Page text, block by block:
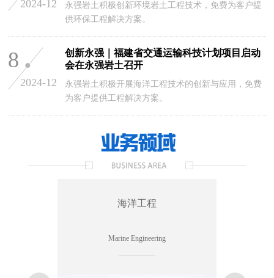
2024-12
永强岩土积极创新环境岩土工程技术，免费为客户提
供环保工程解决方案。
8
2024-12
创新永强｜福建省交通运输科技计划项目启动
会在永强岩土召开
永强岩土积极开展海洋工程技术的创新与应用，免费
为客户提供工程解决方案。
Marine Engineering